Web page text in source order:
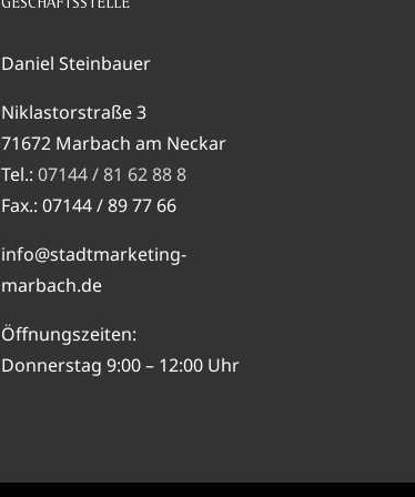
GESCHÄFTSSTELLE
Daniel Steinbauer
Niklastorstraße 3
71672 Marbach am Neckar
Tel.: 07144 / 81 62 88 8
Fax.: 07144 / 89 77 66
info@stadtmarketing-
marbach.de
Öffnungszeiten:
Donnerstag 9:00 – 12:00 Uhr